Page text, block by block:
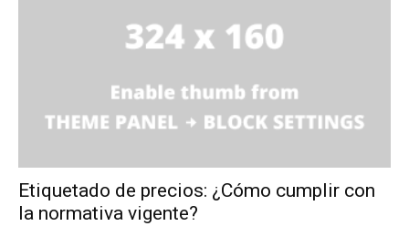
Etiquetado de precios: ¿Cómo cumplir con
la normativa vigente?